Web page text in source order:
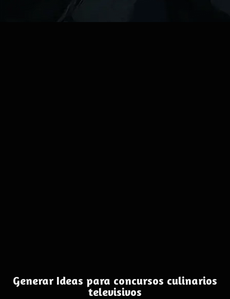
Generar Ideas para concursos culinarios
televisivos